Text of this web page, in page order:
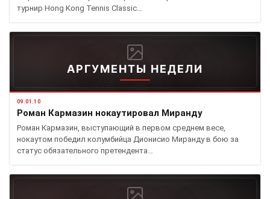
турнир Hong Kong Tennis Classic…
АРГУМЕНТЫ НЕДЕЛИ
09.01.10
Роман Кармазин нокаутировал Миранду
Роман Кармазин, выступающий в первом среднем весе,
нокаутом победил колумбийца Дионисио Миранду в бою за
статус обязательного претендента…